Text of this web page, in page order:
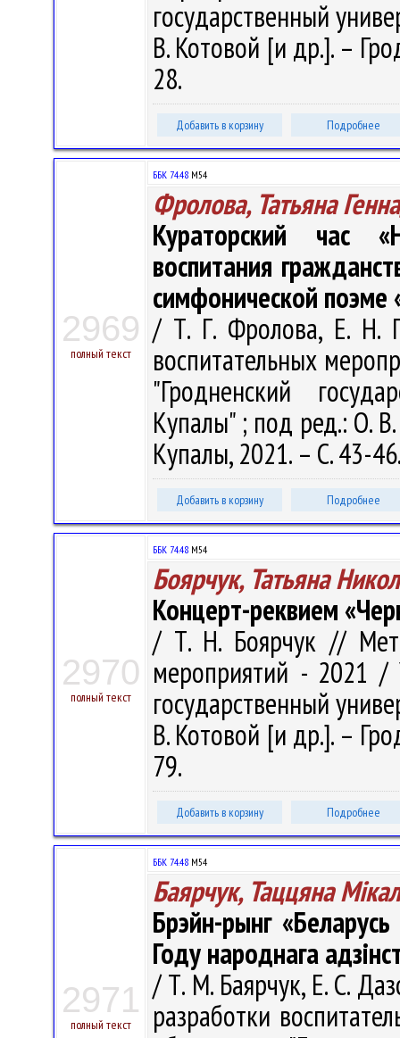
государственный
В. Котовой [и др.]. –
28.
Добавить в корзину Подробнее
2969
полный текст
ББК 74.48 М54
Фролова, Татьяна
Кураторский час
воспитания
симфонической
/ Т. Г. Фролова, Е. Н.
воспитательных
"Гродненский
Купалы" ; под ред.: О.
Купалы, 2021. – С. 43-
Добавить в корзину Подробнее
2970
полный текст
ББК 74.48 М54
Боярчук, Татьяна
Концерт-реквием
/ Т. Н. Боярчук //
мероприятий - 2021 /
государственный
В. Котовой [и др.]. –
79.
Добавить в корзину Подробнее
2971
полный текст
ББК 74.48 М54
Баярчук, Таццяна
Брэйн-рынг
Году народнага
/ Т. М. Баярчук, Е. С.
разработки